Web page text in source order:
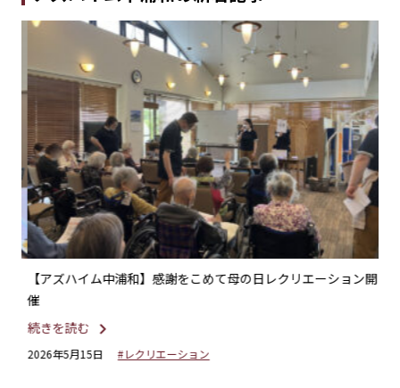
【アズハイム中浦和】感謝をこめて母の日レクリエーション開
催
続きを読む
2026年5月15日 #レクリエーション